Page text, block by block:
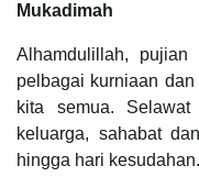
Mukadimah
Alhamdulillah,
pelbagai kurniaan
kita semua.
keluarga, sahabat
hingga hari kesudahan.